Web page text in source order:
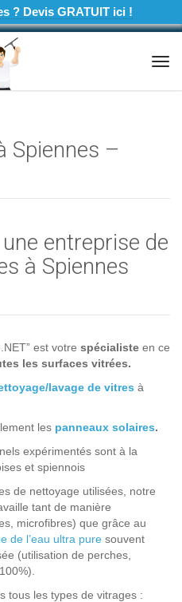
? Devis GRATUIT ici !
Spiennes –
entreprise de
à Spiennes
est votre spécialiste en ce
les surfaces vitrées.
lavage de vitres à
les panneaux solaires.
expérimentés sont à la
et spiennois
de nettoyage utilisées, notre
tant de manière
microfibres) que grâce au
de l’eau ultra pure souvent
(utilisation de perches,
tous les types de vitrages :